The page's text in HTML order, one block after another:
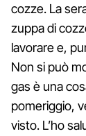
cozze. La
zuppa di
lavorare e,
Non si può
gas è una
pomeriggio,
visto. L’ho